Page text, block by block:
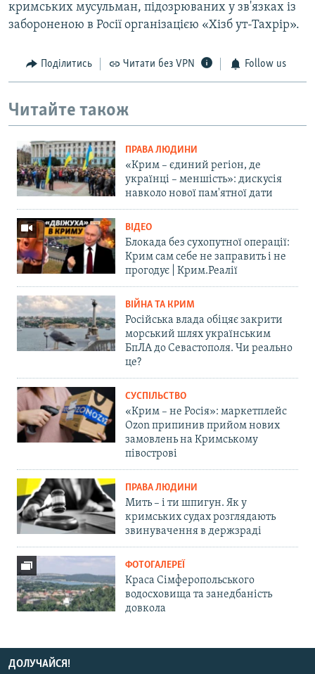
кримських мусульман, підозрюваних у зв'язках із
забороненою в Росії організацією «Хізб ут-Тахрір».
Поділитись Читати без VPN Follow us
Читайте також
ПРАВА ЛЮДИНИ
«Крим – єдиний регіон, де
українці – меншість»: дискусія
навколо нової пам'ятної дати
ВІДЕО
Блокада без сухопутної операції:
Крим сам себе не заправить і не
прогодує | Крим.Реалії
ВІЙНА ТА КРИМ
Російська влада обіцяє закрити
морський шлях українським
БпЛА до Севастополя. Чи реально
це?
СУСПІЛЬСТВО
«Крим – не Росія»: маркетплейс
Ozon припинив прийом нових
замовлень на Кримському
півострові
ПРАВА ЛЮДИНИ
Мить – і ти шпигун. Як у
кримських судах розглядають
звинувачення в держзраді
ФОТОГАЛЕРЕЇ
Краса Сімферопольського
водосховища та занедбаність
довкола
ДОЛУЧАЙСЯ!